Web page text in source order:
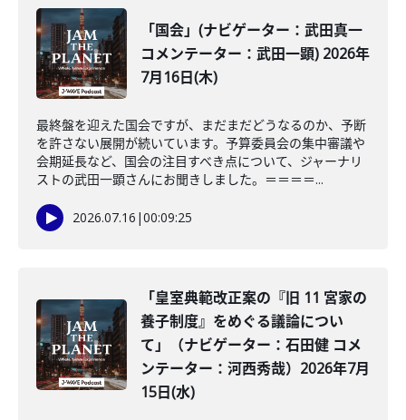
「国会」(ナビゲーター：武田真一
コメンテーター：武田一顕) 2026年
7月16日(木)
最終盤を迎えた国会ですが、まだまだどうなるのか、予断
を許さない展開が続いています。予算委員会の集中審議や
会期延長など、国会の注目すべき点について、ジャーナリ
ストの武田一顕さんにお聞きしました。＝＝＝＝...
2026.07.16 |00:09:25
「皇室典範改正案の『旧 11 宮家の
養子制度』をめぐる議論につい
て」（ナビゲーター：石田健 コメ
ンテーター：河西秀哉）2026年7月
15日(水)